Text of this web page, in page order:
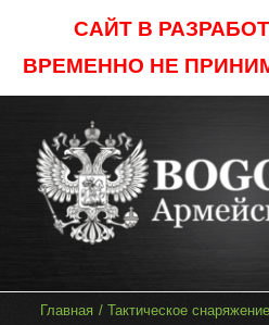
САЙТ В
ВРЕМЕННО НЕ
content
Главная Тактическое снаряжение